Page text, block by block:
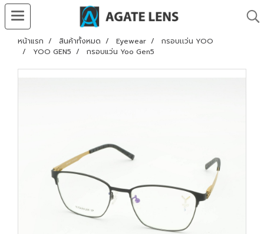
หน้าแรก สินค้าทั้งหมด Eyewear
กรอบเเว่น YOO
YOO GEN5
กรอบแว่น Yoo Gen5